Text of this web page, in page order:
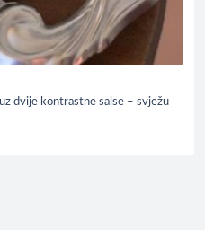
dvije kontrastne salse – svježu